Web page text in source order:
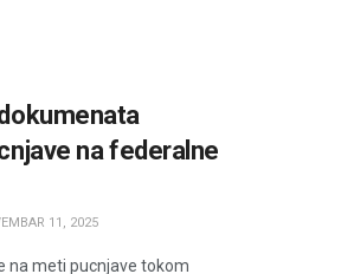
na federalne
11, 2025
na meti pucnjave tokom